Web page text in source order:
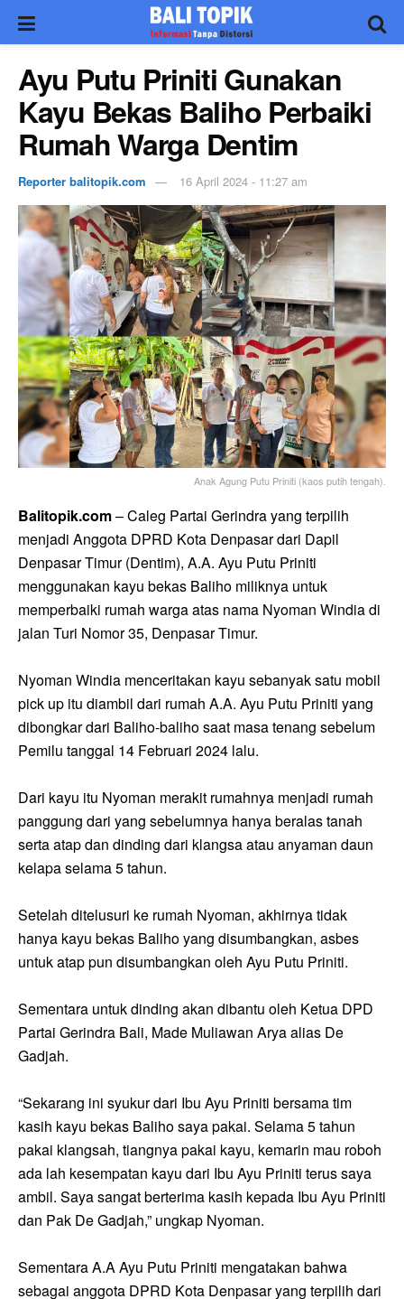
Ayu Putu Priniti Gunakan
Kayu Bekas Baliho Perbaiki
Rumah Warga Dentim
Reporter balitopik.com 16 April 2024 - 11:27 am
Anak Agung Putu Priniti (kaos putih tengah).
Balitopik.com– Caleg Partai Gerindra yang terpilih
menjadi Anggota DPRD Kota Denpasar dari Dapil
Denpasar Timur (Dentim), A.A. Ayu Putu Priniti
menggunakan kayu bekas Baliho miliknya untuk
memperbaiki rumah warga atas nama Nyoman Windia di
jalan Turi Nomor 35, Denpasar Timur.
Nyoman Windia menceritakan kayu sebanyak satu mobil
pick up itu diambil dari rumah A.A. Ayu Putu Priniti yang
dibongkar dari Baliho-baliho saat masa tenang sebelum
Pemilu tanggal 14 Februari 2024 lalu.
Dari kayu itu Nyoman merakit rumahnya menjadi rumah
panggung dari yang sebelumnya hanya beralas tanah
serta atap dan dinding dari klangsa atau anyaman daun
kelapa selama 5 tahun.
Setelah ditelusuri ke rumah Nyoman, akhirnya tidak
hanya kayu bekas Baliho yang disumbangkan, asbes
untuk atap pun disumbangkan oleh Ayu Putu Priniti.
Sementara untuk dinding akan dibantu oleh Ketua DPD
Partai Gerindra Bali, Made Muliawan Arya alias De
Gadjah.
“Sekarang ini syukur dari Ibu Ayu Priniti bersama tim
kasih kayu bekas Baliho saya pakai. Selama 5 tahun
pakai klangsah, tiangnya pakai kayu, kemarin mau roboh
ada lah kesempatan kayu dari Ibu Ayu Priniti terus saya
ambil. Saya sangat berterima kasih kepada Ibu Ayu Priniti
dan Pak De Gadjah,” ungkap Nyoman.
Sementara A.A Ayu Putu Priniti mengatakan bahwa
sebagai anggota DPRD Kota Denpasar yang terpilih dari